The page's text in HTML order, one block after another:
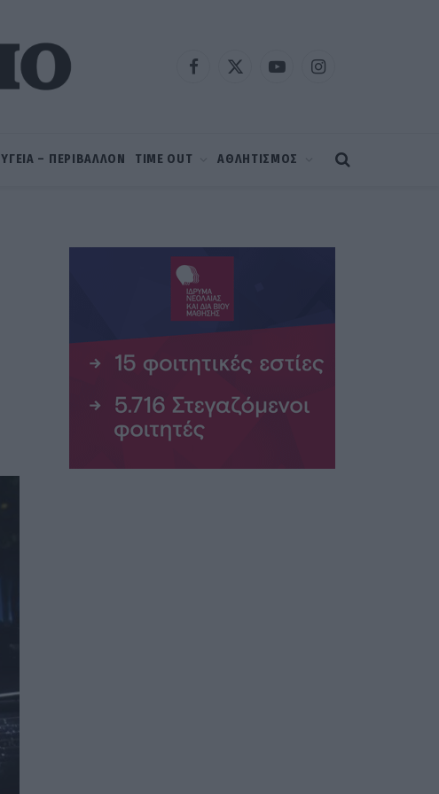
Facebook
X
YouTubeInstagram
ΥΓΕΙΑ – ΠΕΡΙΒΑΛΛΟΝ TIME OUT ΑΘΛΗΤΙΣΜΟΣ